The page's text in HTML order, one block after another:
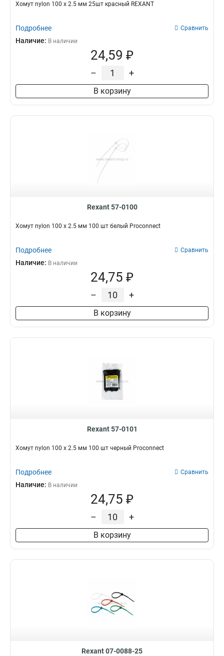
Хомут nylon 100 х 2.5 мм 25шт красный REXANT
Подробнее Сравнить
Наличие: В наличии
24,59 ₽
– +
В корзину
Rexant 57-0100
Хомут nylon 100 х 2.5 мм 100 шт белый Proconnect
Подробнее Сравнить
Наличие: В наличии
24,75 ₽
– +
В корзину
Rexant 57-0101
Хомут nylon 100 х 2.5 мм 100 шт черный Proconnect
Подробнее Сравнить
Наличие: В наличии
24,75 ₽
– +
В корзину
Rexant 07-0088-25